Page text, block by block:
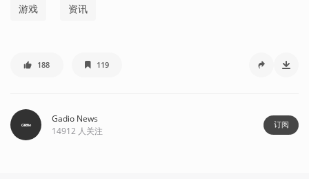
游戏 资讯
188 119
Gadio News
14912 人关注
订阅